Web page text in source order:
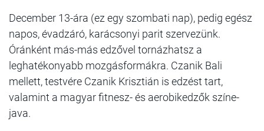
December 13-ára (ez egy szombati nap), pedig egész
napos, évadzáró, karácsonyi parit szervezünk.
Óránként más-más edzővel tornázhatsz a
leghatékonyabb mozgásformákra. Czanik Bali
mellett, testvére Czanik Krisztián is edzést tart,
valamint a magyar fitnesz- és aerobikedzők színe-
java.